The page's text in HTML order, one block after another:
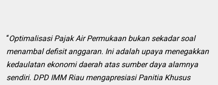
“Optimalisasi Pajak Air Permukaan bukan sekadar soal
menambal defisit anggaran. Ini adalah upaya menegakkan
kedaulatan ekonomi daerah atas sumber daya alamnya
sendiri. DPD IMM Riau mengapresiasi Panitia Khusus